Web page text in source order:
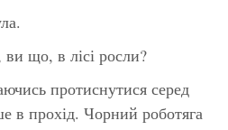
що, в лісі росли?
протиснутися серед
в прохід. Чорний роботяга